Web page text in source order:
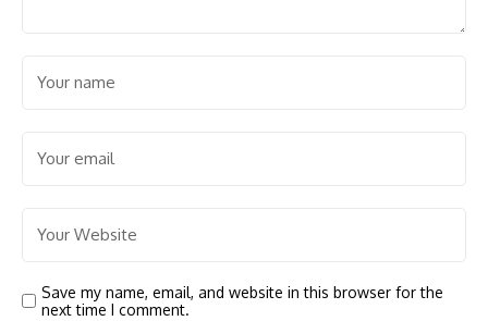
Save my name, email, and website in this browser for the
next time I comment.